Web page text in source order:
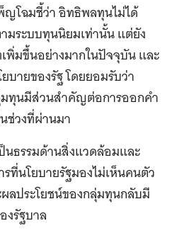
ญโฉมชี้ว่า อิทธิพลทุนไม่ได้
ระบบทุนนิยมเท่านั้น แต่ยัง
พิ่มขึ้นอย่างมากในปัจจุบัน และ
บายของรัฐ โดยยอมรับว่า
ทุนมีส่วนสำคัญต่อการออกคำ
ช่วงที่ผ่านมา
นธรรมด้านสิ่งแวดล้อมและ
ที่นโยบายรัฐมองไม่เห็นคนตัว
ลประโยชน์ของกลุ่มทุนกลับมี
รัฐบาล